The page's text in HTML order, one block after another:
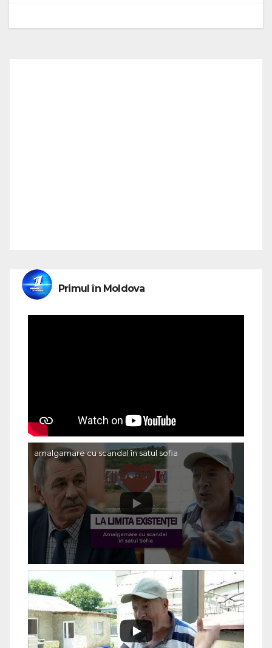
Primul în Moldova
amalgamare cu scandal în satul sofia